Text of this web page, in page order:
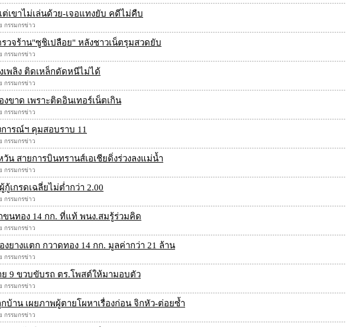
เขาไม่เล่นด้วย-เจอแทงยับ คดีไม่คืบ
กรรมกรข่าว
วจร้าน"ซูชิเปลือย" หลังชาวเน็ตรุมสวดยับ
กรรมกรข่าว
พลิง ติดเหล็กดัดหนีไม่ได้
กรรมกรข่าว
ขาด เพราะติดอินเทอร์เน็ตเกิน
กรรมกรข่าว
ารณ์ฯ คุมสอบราบ 11
กรรมกรข่าว
น สายการบินทรานส์เอเชียดิ่งร่วงลงแม่น้ำ
กรรมกรข่าว
เกรดเฉลี่ยไม่ต่ำกว่า 2.00
กรรมกรข่าว
นทอง 14 กก. ที่แท้ พนง.สมรู้ร่วมคิด
กรรมกรข่าว
ยางแตก กวาดทอง 14 กก. มูลค่ากว่า 21 ล้าน
กรรมกรข่าว
9 ขวบขับรถ ตร.โพสต์ให้มามอบตัว
กรรมกรข่าว
บ้าน เผยภาพผู้ตายโผหาเรื่องก่อน จิกหัว-ต่อยซ้ำ
กรรมกรข่าว